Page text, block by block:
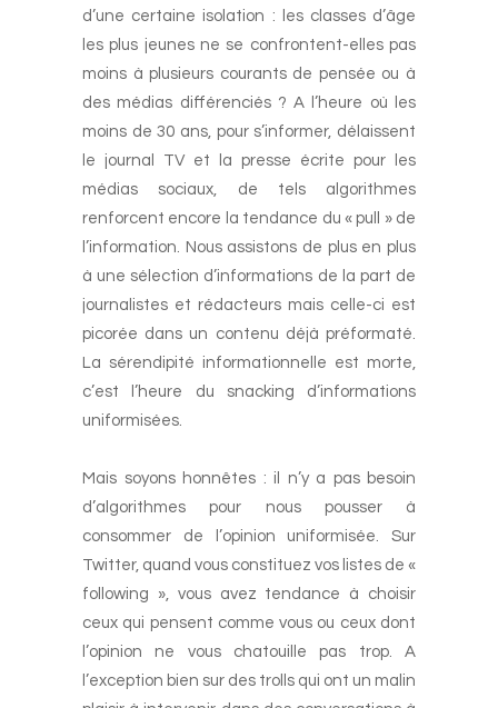
d’une certaine isolation : les classes d’âge
les plus jeunes ne se confrontent-elles pas
moins à plusieurs courants de pensée ou à
des médias différenciés ? A l’heure où les
moins de 30 ans, pour s’informer, délaissent
le journal TV et la presse écrite pour les
médias sociaux, de tels algorithmes
renforcent encore la tendance du « pull » de
l’information. Nous assistons de plus en plus
à une sélection d’informations de la part de
journalistes et rédacteurs mais celle-ci est
picorée dans un contenu déjà préformaté.
La sérendipité informationnelle est morte,
c’est l’heure du snacking d’informations
uniformisées.
Mais soyons honnêtes : il n’y a pas besoin
d’algorithmes pour nous pousser à
consommer de l’opinion uniformisée. Sur
Twitter, quand vous constituez vos listes de «
following », vous avez tendance à choisir
ceux qui pensent comme vous ou ceux dont
l’opinion ne vous chatouille pas trop. A
l’exception bien sur des trolls qui ont un malin